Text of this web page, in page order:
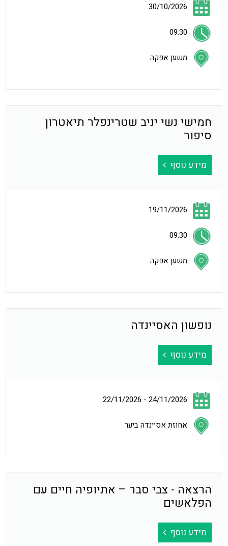
30/10/2026
09:30
משען אפקה
חמישי נשי יניב שטרינפלר תיאטרון
סיפור
מידע נוסף
19/11/2026
09:30
משען אפקה
נופשון האסיינדה
מידע נוסף
22/11/2026 - 24/11/2026
אחוזת אסיינדה ביער
הרצאה - צבי סבר – אתיופיה חיים עם
הפלאשים
מידע נוסף